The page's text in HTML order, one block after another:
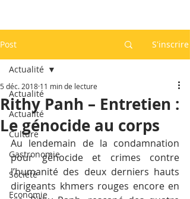
Post S'inscrire
Actualité
Actualité
Culture
Gastronomie
Société
Economie
Actualité
Rithy Panh – Entretien :
Le génocide au corps
5 déc. 2018 11 min de lecture
Au lendemain de la condamnation
pour génocide et crimes contre
l’humanité des deux derniers hauts
dirigeants khmers rouges encore en